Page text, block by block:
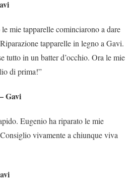
mie tapparelle cominciarono a dare
tapparelle in legno a Gavi.
tutto in un batter d’occhio. Ora le mie
di prima!”
Gavi
Eugenio ha riparato le mie
vivamente a chiunque viva